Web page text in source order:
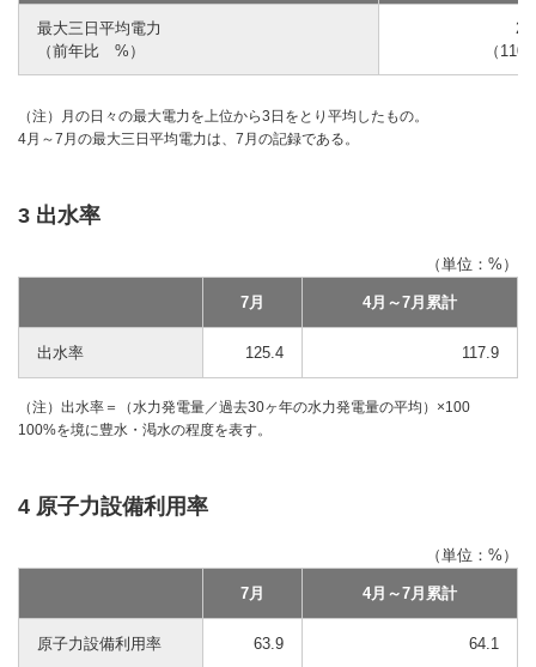
最大三日平均電力
（前年比 %）
（
（注）月の日々の最大電力を上位から3日をとり平均したもの。
4月～7月の最大三日平均電力は、7月の記録である。
3 出水率
（単位：%）
7月 4月～7月累計
出水率 125.4 117.9
（注）出水率＝（水力発電量／過去30ヶ年の水力発電量の平均）×100
100%を境に豊水・渇水の程度を表す。
4 原子力設備利用率
（単位：%）
7月 4月～7月累計
原子力設備利用率 63.9 64.1